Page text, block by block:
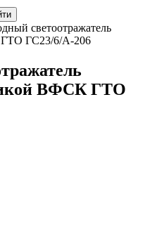
светоотражатель
ГС23/6/А-206
ВФСК ГТО